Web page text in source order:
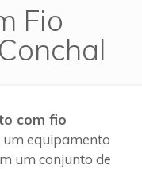
Fio
com fio
equipamento
um conjunto de